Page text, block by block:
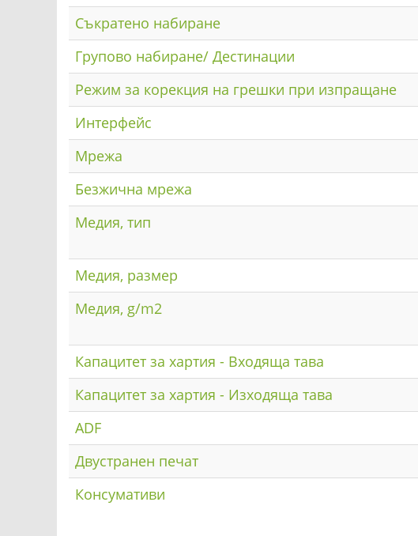
Съкратено набиране
Групово набиране/ Дестинации
Режим за корекция на грешки при изпращане
Интерфейс
Мрежа
Безжична мрежа
Медия, тип
Медия, размер
Медия, g/m2
Капацитет за хартия - Входяща тава
Капацитет за хартия - Изходяща тава
ADF
Двустранен печат
Консумативи